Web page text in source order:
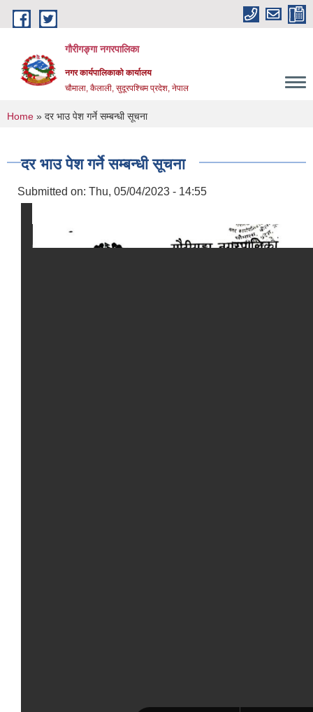
Skip to main content
गौरीगङ्गा नगरपालिका
नगर कार्यपालिकाको कार्यालय
चौमाला, कैलाली, सुदूरपश्चिम प्रदेश, नेपाल
You are here
Home » दर भाउ पेश गर्ने सम्बन्धी सूचना
दर भाउ पेश गर्ने सम्बन्धी सूचना
Submitted on: Thu, 05/04/2023 - 14:55